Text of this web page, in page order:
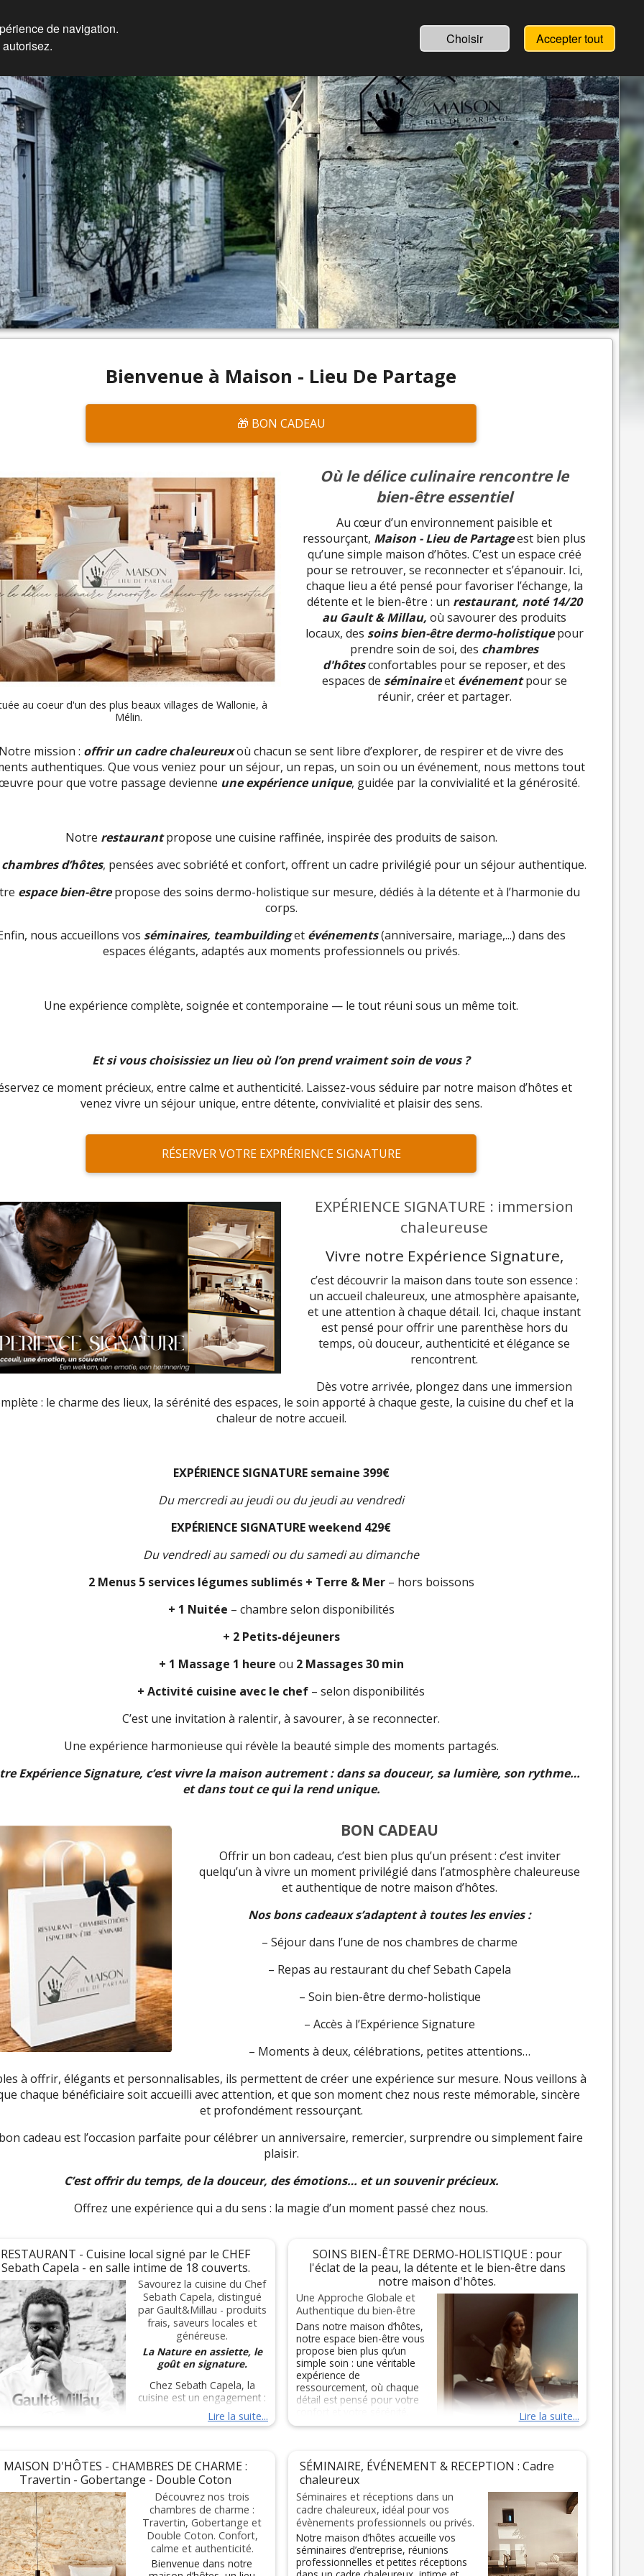
Bienvenue à Maison - Lieu De Partage
🎁 BON CADEAU
au coeur d'un des plus beaux villages de Wallonie, à
Mélin.
Où le délice culinaire rencontre le
bien-être essentiel
Au cœur d’un environnement paisible et
ressourçant, Maison - Lieu de Partageest bien plus
qu’une simple maison d’hôtes. C’est un espace créé
pour se retrouver, se reconnecter et s’épanouir. Ici,
chaque lieu a été pensé pour favoriser l’échange, la
détente et le bien-être : un restaurant, noté 14/20
au Gault & Millau,où savourer des produits
locaux, des soins bien-être dermo-holistiquepour
prendre soin de soi, des chambres
d'hôtesconfortables pour se reposer, et des
espaces de séminaireet événementpour se
réunir, créer et partager.
mission : offrir un cadre chaleureuxoù chacun se sent libre d’explorer, de respirer et de vivre des
authentiques. Que vous veniez pour un séjour, un repas, un soin ou un événement, nous mettons tout
pour que votre passage devienne une expérience unique, guidée par la convivialité et la générosité.
Notre restaurantpropose une cuisine raffinée, inspirée des produits de saison.
chambres d’hôtes, pensées avec sobriété et confort, offrent un cadre privilégié pour un séjour authentique.
espace bien-êtrepropose des soins dermo-holistique sur mesure, dédiés à la détente et à l’harmonie du
corps.
nous accueillons vos séminaires, teambuildinget événements(anniversaire, mariage,...) dans des
espaces élégants, adaptés aux moments professionnels ou privés.
Une expérience complète, soignée et contemporaine — le tout réuni sous un même toit.
Et si vous choisissiez un lieu où l’on prend vraiment soin de vous ?
ce moment précieux, entre calme et authenticité. Laissez-vous séduire par notre maison d’hôtes et
venez vivre un séjour unique, entre détente, convivialité et plaisir des sens.
RÉSERVER VOTRE EXPRÉRIENCE SIGNATURE
EXPÉRIENCE SIGNATURE : immersion
chaleureuse
Vivre notre Expérience Signature,
c’est découvrir la maison dans toute son essence :
un accueil chaleureux, une atmosphère apaisante,
et une attention à chaque détail. Ici, chaque instant
est pensé pour offrir une parenthèse hors du
temps, où douceur, authenticité et élégance se
rencontrent.
Dès votre arrivée, plongez dans une immersion
: le charme des lieux, la sérénité des espaces, le soin apporté à chaque geste, la cuisine du chef et la
chaleur de notre accueil.
EXPÉRIENCE SIGNATURE semaine 399€
Du mercredi au jeudi ou du jeudi au vendredi
EXPÉRIENCE SIGNATURE weekend 429€
Du vendredi au samedi ou du samedi au dimanche
2 Menus 5 services légumes sublimés + Terre & Mer– hors boissons
+ 1 Nuitée – chambre selon disponibilités
+ 2 Petits-déjeuners
+ 1 Massage 1 heure ou 2 Massages 30 min
+ Activité cuisine avec le chef – selon disponibilités
C’est une invitation à ralentir, à savourer, à se reconnecter.
Une expérience harmonieuse qui révèle la beauté simple des moments partagés.
Expérience Signature, c’est vivre la maison autrement : dans sa douceur, sa lumière, son rythme…
et dans tout ce qui la rend unique.
BON CADEAU
Offrir un bon cadeau, c’est bien plus qu’un présent : c’est inviter
quelqu’un à vivre un moment privilégié dans l’atmosphère chaleureuse
et authentique de notre maison d’hôtes.
Nos bons cadeaux s’adaptent à toutes les envies :
– Séjour dans l’une de nos chambres de charme
– Repas au restaurant du chef Sebath Capela
– Soin bien-être dermo-holistique
– Accès à l’Expérience Signature
– Moments à deux, célébrations, petites attentions…
à offrir, élégants et personnalisables, ils permettent de créer une expérience sur mesure. Nous veillons à
chaque bénéficiaire soit accueilli avec attention, et que son moment chez nous reste mémorable, sincère
et profondément ressourçant.
cadeau est l’occasion parfaite pour célébrer un anniversaire, remercier, surprendre ou simplement faire
plaisir.
C’est offrir du temps, de la douceur, des émotions… et un souvenir précieux.
Offrez une expérience qui a du sens : la magie d’un moment passé chez nous.
RESTAURANT - Cuisine local signé par le CHEF
Sebath Capela - en salle intime de 18 couverts.
Savourez la cuisine du Chef
Sebath Capela, distingué
par Gault&Millau - produits
frais, saveurs locales et
généreuse.
La Nature en assiette, le
goût en signature.
Chez Sebath Capela, la
cuisine est un engagement :
travailler uniquement des
produits
pour composer des
assiettes qui ne transigent
jamais sur le goût.
dans des maisons de prestige, il a su développer un
style personnel,
à la fois raffiné et profondément sincère.
Lire la suite...
SOINS BIEN-ÊTRE DERMO-HOLISTIQUE : pour
l'éclat de la peau, la détente et le bien-être dans
notre maison d'hôtes.
Une Approche Globale et
Authentique du bien-être
Dans notre maison d’hôtes,
notre espace bien-être vous
propose bien plus qu’un
simple soin : une véritable
expérience de
ressourcement, où chaque
détail est pensé pour votre
combine une expertise
pointue du soin de la peau avec une écoute attentive de vos
besoins. Chaque rituel est entièrement personnalisé pour
révéler l’éclat naturel de votre peau, tout en nourrissant votre
équilibre émotionnel et votre vitalité.
Nos soins incluent des massages relaxants, soins du visage
dermo-cosmétiques et rituels holistiques, réalisés avec des
produits naturels, doux et respectueux de la peau, afin d’offrir
une efficacité optimale et un confort maximal. Chaque
Lire la suite...
MAISON D'HÔTES - CHAMBRES DE CHARME :
Travertin - Gobertange - Double Coton
Découvrez nos trois
chambres de charme :
Travertin, Gobertange et
Double Coton. Confort,
calme et authenticité.
Bienvenue dans notre
SÉMINAIRE, ÉVÉNEMENT & RECEPTION : Cadre
chaleureux
Séminaires et réceptions dans un
cadre chaleureux, idéal pour vos
évènements professionnels ou privés.
Notre maison d’hôtes accueille vos
séminaires d’entreprise, réunions
professionnelles et petites réceptions
de navigation.
Choisir Accepter tout